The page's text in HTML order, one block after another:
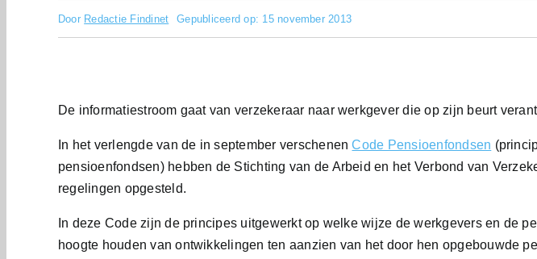
Door Redactie Findinet Gepubliceerd op: 15 november 2013
De informatiestroom gaat van verzekeraar naar werkgever die op zijn beurt
In het verlengde van de in september verschenenCode Pensioenfondsen
pensioenfondsen) hebben de Stichting van de Arbeid en het Verbond van
regelingen opgesteld.
In deze Code zijn de principes uitgewerkt op welke wijze de werkgevers en de
hoogte houden van ontwikkelingen ten aanzien van het door hen opgebouwde